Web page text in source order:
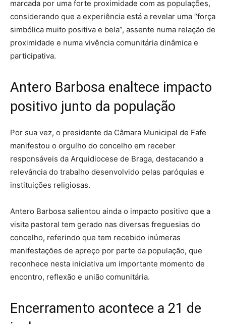
marcada por uma forte proximidade com as populações,
considerando que a experiência está a revelar uma “força
simbólica muito positiva e bela”, assente numa relação de
proximidade e numa vivência comunitária dinâmica e
participativa.
Antero Barbosa enaltece impacto
positivo junto da população
Por sua vez, o presidente da Câmara Municipal de Fafe
manifestou o orgulho do concelho em receber
responsáveis da Arquidiocese de Braga, destacando a
relevância do trabalho desenvolvido pelas paróquias e
instituições religiosas.
Antero Barbosa salientou ainda o impacto positivo que a
visita pastoral tem gerado nas diversas freguesias do
concelho, referindo que tem recebido inúmeras
manifestações de apreço por parte da população, que
reconhece nesta iniciativa um importante momento de
encontro, reflexão e união comunitária.
Encerramento acontece a 21 de